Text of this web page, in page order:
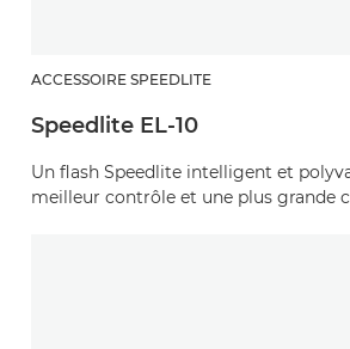
ACCESSOIRE SPEEDLITE
Speedlite EL-10
Un flash Speedlite intelligent et
meilleur contrôle et une plus grande